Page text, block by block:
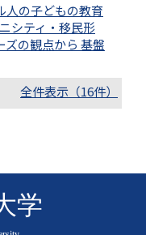
人の子どもの教育
シティ・移民形
ズの観点から 基盤
全件表示（16件）
学